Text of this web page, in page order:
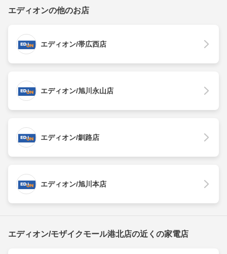
エディオンの他のお店
エディオン/帯広西店
エディオン/旭川永山店
エディオン/釧路店
エディオン/旭川本店
エディオン/モザイクモール港北店の近くの家電店